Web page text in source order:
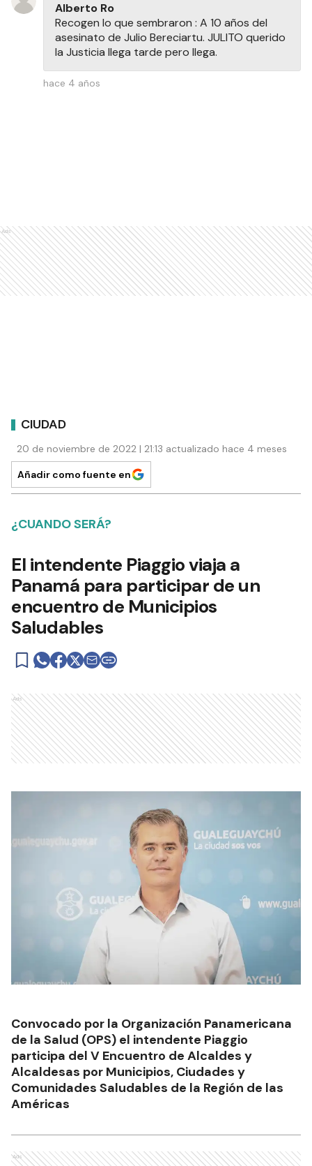
Alberto Ro
Recogen lo que sembraron : A 10 años del
asesinato de Julio Bereciartu. JULITO querido
la Justicia llega tarde pero llega.
hace 4 años
Ads
CIUDAD
20 de noviembre de 2022 | 21:13 actualizado hace 4 meses
Añadir como fuente en
¿CUANDO SERÁ?
El intendente Piaggio viaja a
Panamá para participar de un
encuentro de Municipios
Saludables
Ads
Convocado por la Organización Panamericana
de la Salud (OPS) el intendente Piaggio
participa del V Encuentro de Alcaldes y
Alcaldesas por Municipios, Ciudades y
Comunidades Saludables de la Región de las
Américas
Ads